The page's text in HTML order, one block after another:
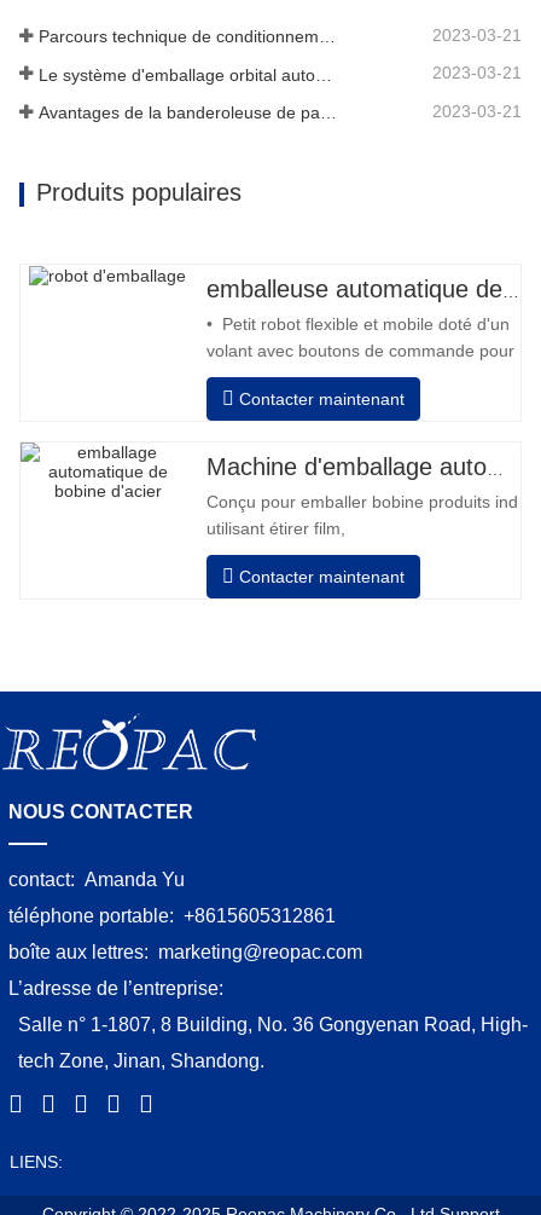
Parcours technique de conditionnement 2023-03-21
2023-03-21
2023-03-21
Produits populaires
• Petit robot flexible et mobile doté d'un
volant avec boutons de commande pour
l'avant et l'arrière • Fonctionnement
hors colonne • 2 batteries 12V / 110 Ah
batterie pleine 120-130 palettes •
Chargeur de batterie, haute fréquence
automatique, temps de
Contacter maintenant
Conçu pour emballer bobine produits
utilisant étirer film,
Auto positionnement après fini emballage
Les tours révolutions, vitesse, étirement
Contacter maintenant
NOUS CONTACTER
contact: Amanda Yu
téléphone portable: +8615605312861
boîte aux lettres: marketing@reopac.com
L’adresse de l’entreprise:
Salle n° 1-1807, 8 Building, No. 36 Gongyenan Road, High-
tech Zone, Jinan, Shandong.
LIENS: